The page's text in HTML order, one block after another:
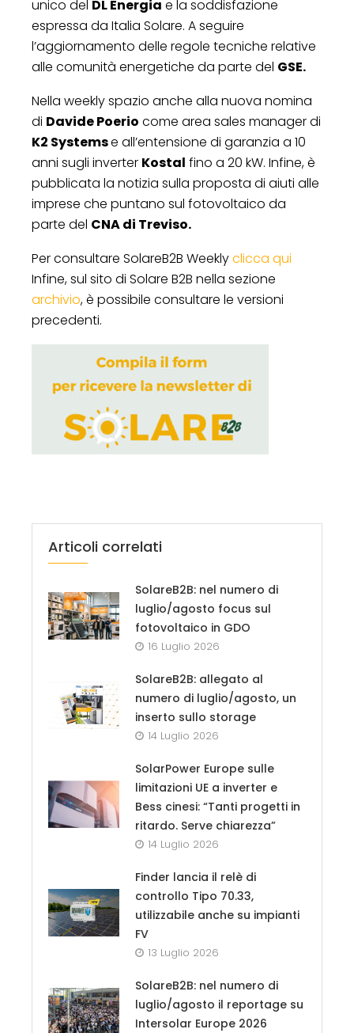
unico del DL Energia e la soddisfazione
espressa da Italia Solare. A seguire
l’aggiornamento delle regole tecniche relative
alle comunità energetiche da parte del GSE.
Nella weekly spazio anche alla nuova nomina
di Davide Poerio come area sales manager di
K2 Systemse all’entensione di garanzia a 10
anni sugli inverter Kostal fino a 20 kW. Infine, è
pubblicata la notizia sulla proposta di aiuti alle
imprese che puntano sul fotovoltaico da
parte del CNA di Treviso.
Per consultare SolareB2B Weeklyclicca qui
Infine, sul sito di Solare B2B nella sezione
archivio, è possibile consultare le versioni
precedenti.
Articoli correlati
SolareB2B: nel numero di
luglio/agosto focus sul
fotovoltaico in GDO
16 Luglio 2026
SolareB2B: allegato al
numero di luglio/agosto, un
inserto sullo storage
14 Luglio 2026
SolarPower Europe sulle
limitazioni UE a inverter e
Bess cinesi: “Tanti progetti in
ritardo. Serve chiarezza”
14 Luglio 2026
Finder lancia il relè di
controllo Tipo 70.33,
utilizzabile anche su impianti
FV
13 Luglio 2026
SolareB2B: nel numero di
luglio/agosto il reportage su
Intersolar Europe 2026